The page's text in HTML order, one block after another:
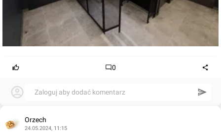
0
Zaloguj aby dodać komentarz
Orzech
24.05.2024, 11:15